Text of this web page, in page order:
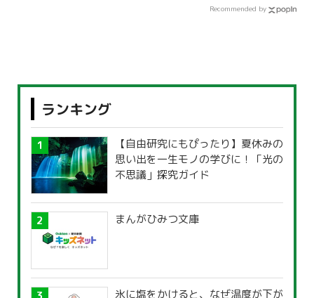
Recommended by
ランキング
【自由研究にもぴったり】夏休みの
思い出を一生モノの学びに！「光の
不思議」探究ガイド
まんがひみつ文庫
氷に塩をかけると、なぜ温度が下が